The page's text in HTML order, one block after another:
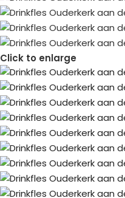
Click to enlarge